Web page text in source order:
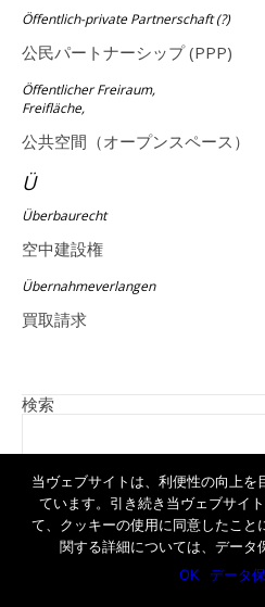
Öffentlich-private Partnerschaft (?)
公民パートナーシップ (PPP)
Öffentlicher Freiraum,
Freifläche,
公共空間（オープンスペース）
Ü
Überbaurecht
空中建設権
Übernahmeverlangen
買取請求
検索
2018年7月
当ヴェブサイトは、利便性の向上を
ています。引き続き当ヴェブサイ
て、クッキーの使用に同意したこと
関する詳細については、データ
OK
データ